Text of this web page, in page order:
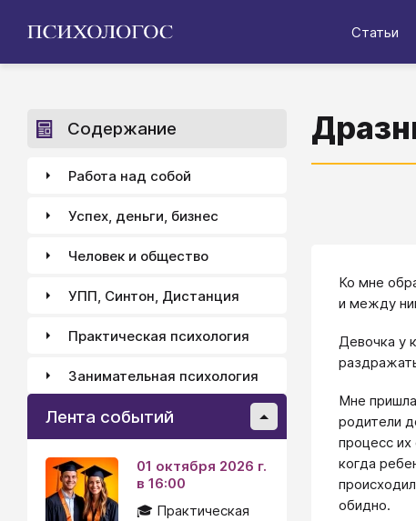
Статьи
Ко мне
и между
Девочка у
Мне
родители
процесс
когда
обидно.
Содержание
Работа над собой
Успех, деньги, бизнес
Человек и общество
УПП, Синтон, Дистанция
Практическая психология
Занимательная психология
Лента событий
01 октября 2026 г.
в 16:00
🎓 Практическая